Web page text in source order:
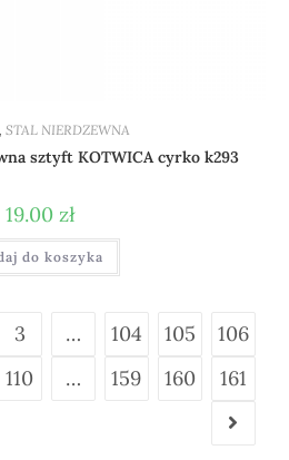
STAL NIERDZEWNA
sztyft KOTWICA cyrko k293
19.00 zł
do koszyka
3 … 104 105
106
110 … 159 160 161